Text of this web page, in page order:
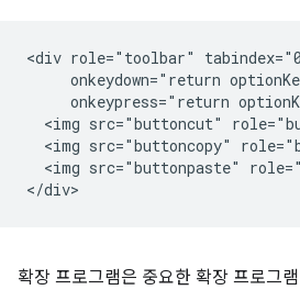
<div role="toolbar"
onkeydown="return
onkeypress="return
<img src="buttoncut"
<img src="buttoncopy"
<img src="buttonpaste"
확장 프로그램은 중요한 확장 프로그